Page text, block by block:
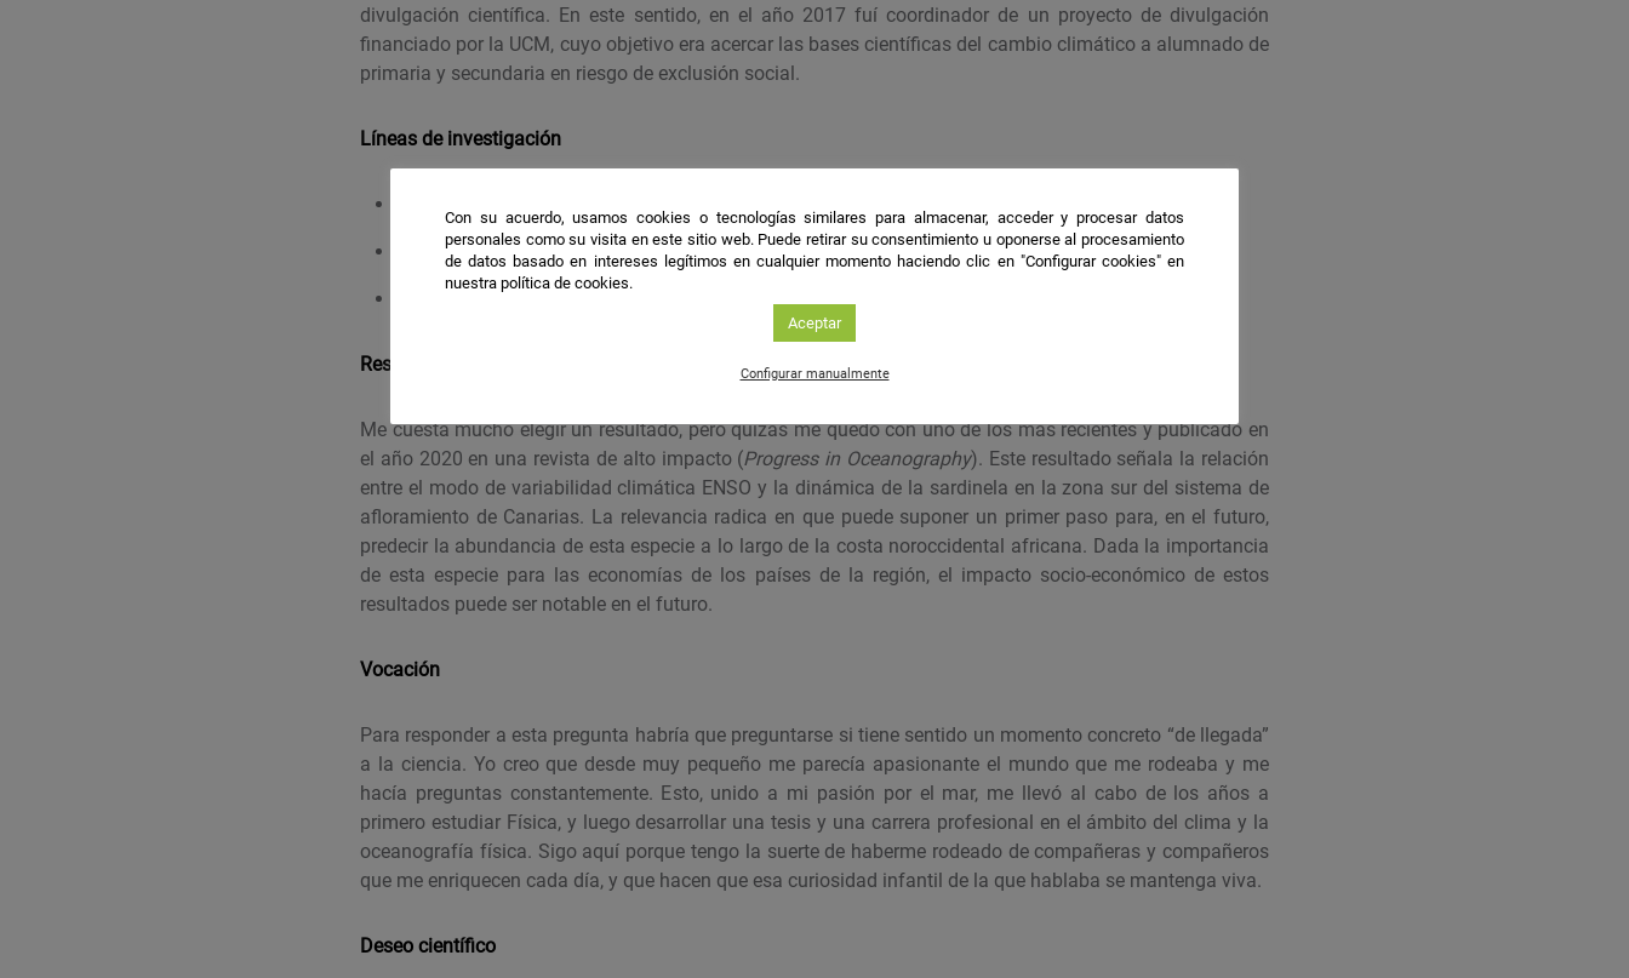
divulgación científica. En este sentido, en el año 2017 fuí coordinador de un proyecto de divulgación
financiado por la UCM, cuyo objetivo era acercar las bases científicas del cambio climático a alumnado de
primaria y secundaria en riesgo de exclusión social.
Líneas de investigación
Teleconexiones atmosféricas
Interacciones aire-océano
Resultados destacables
Me cuesta mucho elegir un resultado, pero quizás me quedo con uno de los más recientes y publicado en
el año 2020 en una revista de alto impacto (Progress in Oceanography). Este resultado señala la relación
entre el modo de variabilidad climática ENSO y la dinámica de la sardinela en la zona sur del sistema de
afloramiento de Canarias. La relevancia radica en que puede suponer un primer paso para, en el futuro,
predecir la abundancia de esta especie a lo largo de la costa noroccidental africana. Dada la importancia
de esta especie para las economías de los países de la región, el impacto socio-económico de estos
resultados puede ser notable en el futuro.
Vocación
Para responder a esta pregunta habría que preguntarse si tiene sentido un momento concreto “de llegada”
a la ciencia. Yo creo que desde muy pequeño me parecía apasionante el mundo que me rodeaba y me
hacía preguntas constantemente. Esto, unido a mi pasión por el mar, me llevó al cabo de los años a
primero estudiar Física, y luego desarrollar una tesis y una carrera profesional en el ámbito del clima y la
oceanografía física. Sigo aquí porque tengo la suerte de haberme rodeado de compañeras y compañeros
que me enriquecen cada día, y que hacen que esa curiosidad infantil de la que hablaba se mantenga viva.
Deseo científico
Con su acuerdo, usamos cookies o tecnologías similares para almacenar, acceder y procesar datos
personales como su visita en este sitio web. Puede retirar su consentimiento u oponerse al procesamiento
de datos basado en intereses legítimos en cualquier momento haciendo clic en "Configurar cookies" en
nuestra política de cookies.
Aceptar
Configurar manualmente